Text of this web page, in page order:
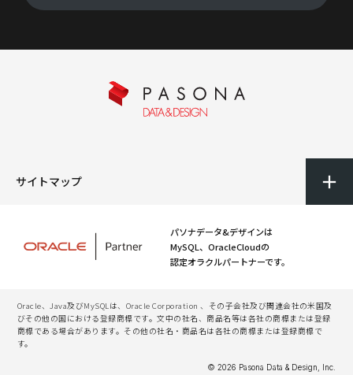
サイトマップ
パソナデータ&デザインは
MySQL、OracleCloudの
認定オラクルパートナーです。
Oracle、Java及びMySQLは、Oracle Corporation 、その子会社及び関連会社の米国及
びその他の国における登録商標です。文中の社名、商品名等は各社の商標または登録
商標である場合があります。その他の社名・商品名は各社の商標または登録商標で
す。
© 2026 Pasona Data & Design, Inc.